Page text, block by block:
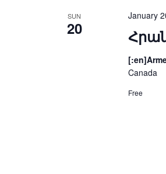
SUN
20
January
Canada
Free